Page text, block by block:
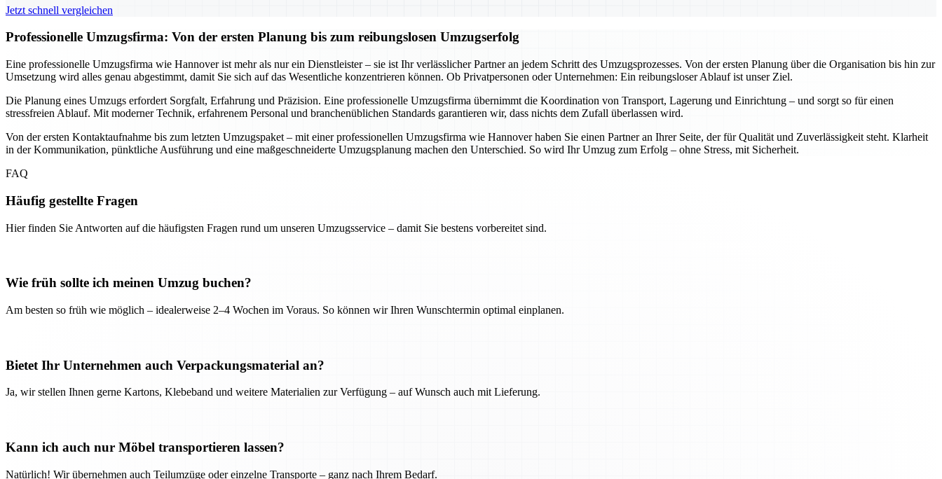
Jetzt schnell vergleichen
Professionelle Umzugsfirma: Von der ersten Planung bis zum reibungslosen Umzugserfolg
Eine professionelle Umzugsfirma wie Hannover ist mehr als nur ein Dienstleister – sie ist Ihr verlässlicher Partner an jedem Schritt des Umzugsprozesses. Von der ersten Planung über die Organisation bis hin zur
Umsetzung wird alles genau abgestimmt, damit Sie sich auf das Wesentliche konzentrieren können. Ob Privatpersonen oder Unternehmen: Ein reibungsloser Ablauf ist unser Ziel.
Die Planung eines Umzugs erfordert Sorgfalt, Erfahrung und Präzision. Eine professionelle Umzugsfirma übernimmt die Koordination von Transport, Lagerung und Einrichtung – und sorgt so für einen
stressfreien Ablauf. Mit moderner Technik, erfahrenem Personal und branchenüblichen Standards garantieren wir, dass nichts dem Zufall überlassen wird.
Von der ersten Kontaktaufnahme bis zum letzten Umzugspaket – mit einer professionellen Umzugsfirma wie Hannover haben Sie einen Partner an Ihrer Seite, der für Qualität und Zuverlässigkeit steht. Klarheit
in der Kommunikation, pünktliche Ausführung und eine maßgeschneiderte Umzugsplanung machen den Unterschied. So wird Ihr Umzug zum Erfolg – ohne Stress, mit Sicherheit.
FAQ
Häufig gestellte Fragen
Hier finden Sie Antworten auf die häufigsten Fragen rund um unseren Umzugsservice – damit Sie bestens vorbereitet sind.
Wie früh sollte ich meinen Umzug buchen?
Am besten so früh wie möglich – idealerweise 2–4 Wochen im Voraus. So können wir Ihren Wunschtermin optimal einplanen.
Bietet Ihr Unternehmen auch Verpackungsmaterial an?
Ja, wir stellen Ihnen gerne Kartons, Klebeband und weitere Materialien zur Verfügung – auf Wunsch auch mit Lieferung.
Kann ich auch nur Möbel transportieren lassen?
Natürlich! Wir übernehmen auch Teilumzüge oder einzelne Transporte – ganz nach Ihrem Bedarf.